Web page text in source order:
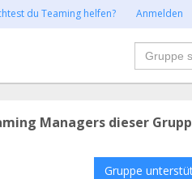
du Teaming helfen? Anmelden
Suche
Managers dieser
Gruppe